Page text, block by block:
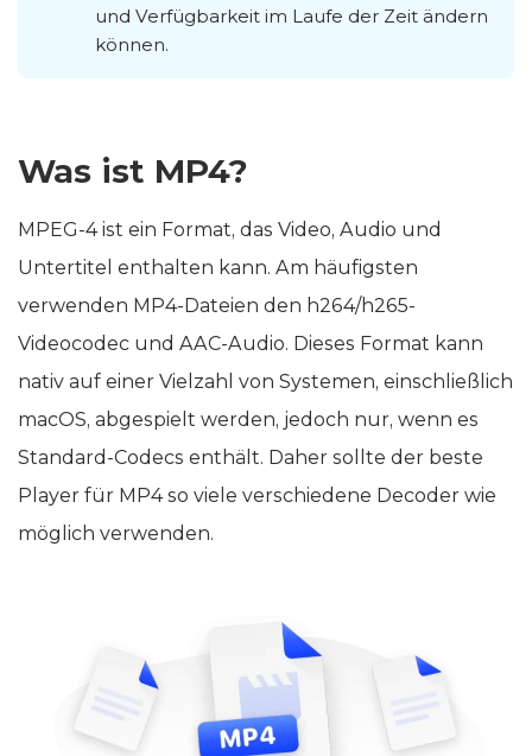
und Verfügbarkeit im Laufe der Zeit ändern
können.
Was ist MP4?
MPEG-4 ist ein Format, das Video, Audio und
Untertitel enthalten kann. Am häufigsten
verwenden MP4-Dateien den h264/h265-
Videocodec und AAC-Audio. Dieses Format kann
nativ auf einer Vielzahl von Systemen, einschließlich
macOS, abgespielt werden, jedoch nur, wenn es
Standard-Codecs enthält. Daher sollte der beste
Player für MP4 so viele verschiedene Decoder wie
möglich verwenden.